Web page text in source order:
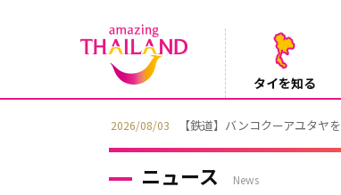
タイを知る
2026/08/03 【鉄道】バンコクーアユタヤ
ニュース News